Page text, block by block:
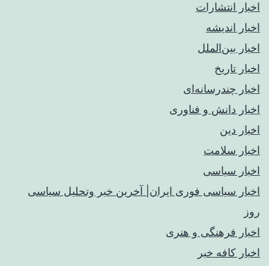
اخبار انتشارات
اخبار اندیشه
اخبار بین‌الملل
اخبار تاریخ
اخبار چندرسانه‌ای
اخبار دانش و فناوری
اخبار دین
اخبار سلامت
اخبار سیاسی
اخبار سیاسی فوری ایران| آخرین خبر وتحلیل سیاسی
روز
اخبار فرهنگی و هنری
اخبار کافه خبر